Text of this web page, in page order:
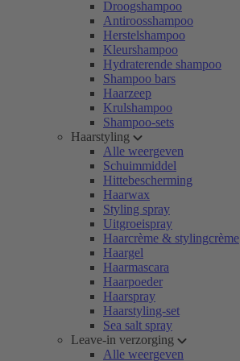
Droogshampoo
Antiroosshampoo
Herstelshampoo
Kleurshampoo
Hydraterende shampoo
Shampoo bars
Haarzeep
Krulshampoo
Shampoo-sets
Haarstyling
Alle weergeven
Schuimmiddel
Hittebescherming
Haarwax
Styling spray
Uitgroeispray
Haarcrème & stylingcrème
Haargel
Haarmascara
Haarpoeder
Haarspray
Haarstyling-set
Sea salt spray
Leave-in verzorging
Alle weergeven